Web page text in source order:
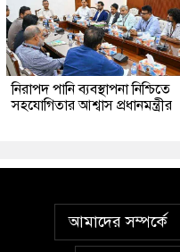
নিরাপদ পানি ব্যবস্থাপনা নিশ্চিতে
সহযোগিতার আশ্বাস প্রধানমন্ত্রীর
আমাদের সম্পর্কে